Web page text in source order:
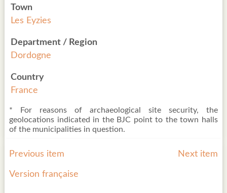
Previous item Next item
Version française
Town
Les Eyzies
Department / Region
Dordogne
Country
France
* For reasons of archaeological site security, the
geolocations indicated in the BJC point to the town halls
of the municipalities in question.